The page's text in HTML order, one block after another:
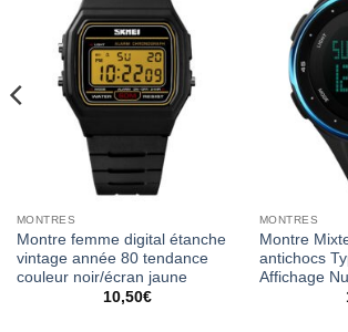
MONTRES
Montre femme digital étanche
vintage année 80 tendance
couleur noir/écran jaune
10,50€
MONTRES
Montre
antichocs
Affichage